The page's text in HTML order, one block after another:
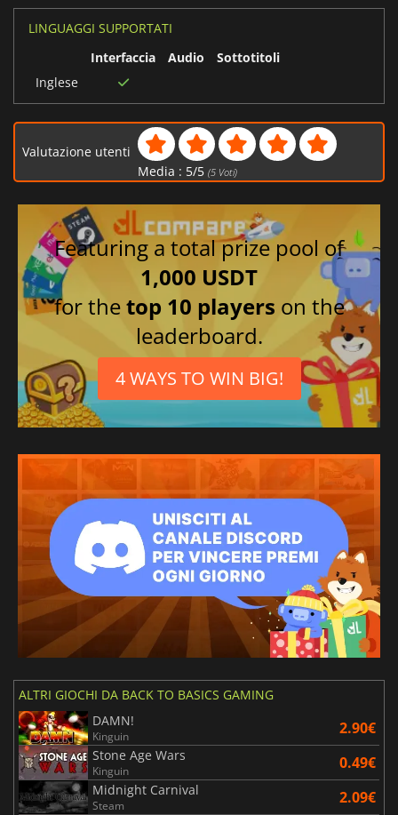
LINGUAGGI SUPPORTATI
Interfaccia
Audio
Sottotitoli
Inglese
Valutazione utenti
Media : 5/5 (5Voti)
Featuring a total prize pool of
1,000 USDT
for thetop 10 players on the
leaderboard.
4 WAYS TO WIN BIG!
ALTRI GIOCHI DA BACK TO BASICS GAMING
DAMN!
Kinguin 2.90€
Stone Age Wars
Kinguin 0.49€
Midnight Carnival
Steam 2.09€